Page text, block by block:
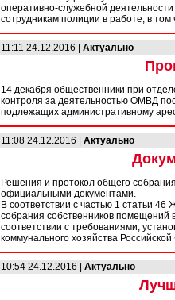
оперативно-служебной
сотрудникам полиции в работе, в
11:11 24.12.2016 | Актуально
14 декабря общественники при
контроля за деятельностью ОМВД
подлежащих административному
11:08 24.12.2016 | Актуально
Решения и протокол общего
официальными документами.
В соответствии с частью 1 статьи
собрания собственников
соответствии с требованиями,
коммунального хозяйства
10:54 24.12.2016 | Актуально